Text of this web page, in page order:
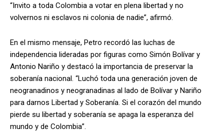
“Invito a toda Colombia a votar en plena libertad y no
volvernos ni esclavos ni colonia de nadie”, afirmó.
En el mismo mensaje, Petro recordó las luchas de
independencia lideradas por figuras como Simón Bolívar y
Antonio Nariño y destacó la importancia de preservar la
soberanía nacional. “Luchó toda una generación joven de
neogranadinos y neogranadinas al lado de Bolívar y Nariño
para darnos Libertad y Soberanía. Si el corazón del mundo
pierde su libertad y soberanía se apaga la esperanza del
mundo y de Colombia”.